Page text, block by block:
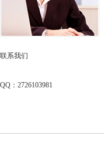
联系我们
QQ：2726103981